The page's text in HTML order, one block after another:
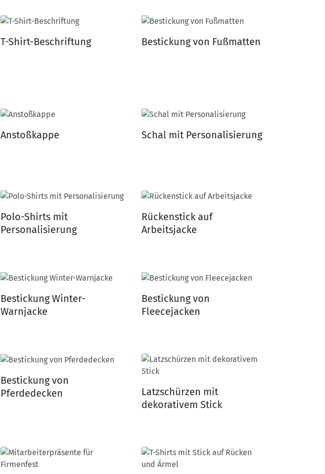
T-Shirt-Beschriftung Bestickung von Fußmatten
Anstoßkappe Schal mit Personalisierung
Polo-Shirts mit
Personalisierung
Rückenstick auf
Arbeitsjacke
Bestickung Winter-
Warnjacke
Bestickung von
Fleecejacken
Bestickung von
Pferdedecken
Latzschürzen mit
dekorativem Stick